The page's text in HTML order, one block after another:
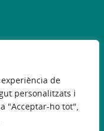
de
personalitzats i
"Acceptar-ho tot",